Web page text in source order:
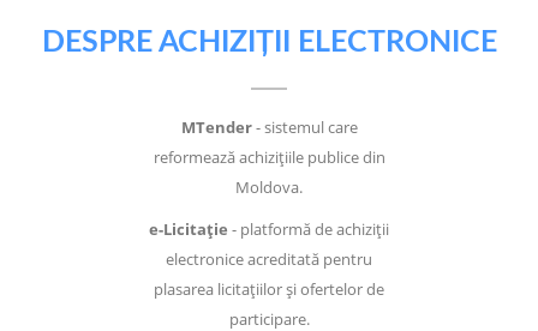
DESPRE ACHIZIȚII ELECTRONICE
MTender- sistemul care
reformează achizițiile publice din
Moldova.
e-Licitație - platformă de achiziții
electronice acreditată pentru
plasarea licitațiilor și ofertelor de
participare.